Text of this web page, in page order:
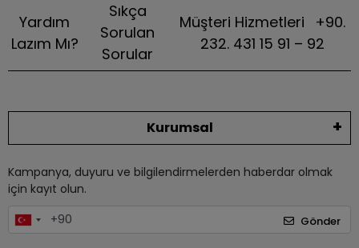
Yardım
Lazım Mı?
Sıkça
Sorulan
Sorular
Müşteri Hizmetleri
+90.
232. 431 15 91 – 92
Kurumsal
Kampanya, duyuru ve bilgilendirmelerden haberdar olmak
için kayıt olun.
Gönder